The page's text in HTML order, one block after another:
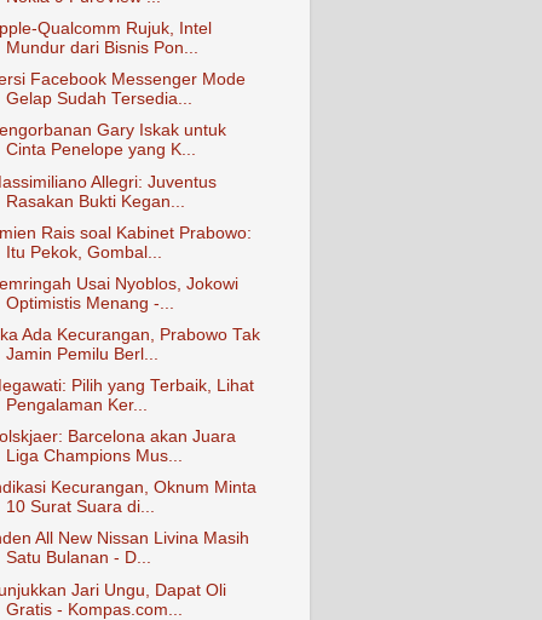
Qualcomm Rujuk, Intel
Mundur dari Bisnis Pon...
Facebook Messenger Mode
Gelap Sudah Tersedia...
Gary Iskak untuk
Cinta Penelope yang K...
Allegri: Juventus
Rasakan Bukti Kegan...
Rais soal Kabinet Prabowo:
Itu Pekok, Gombal...
Usai Nyoblos, Jokowi
Optimistis Menang -...
Ada Kecurangan, Prabowo Tak
Jamin Pemilu Berl...
Pilih yang Terbaik, Lihat
Pengalaman Ker...
Barcelona akan Juara
Liga Champions Mus...
Kecurangan, Oknum Minta
10 Surat Suara di...
All New Nissan Livina Masih
Satu Bulanan - D...
Jari Ungu, Dapat Oli
Gratis - Kompas.com...